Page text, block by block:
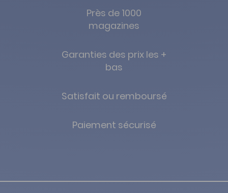
Près de 1000
magazines
Garanties des prix les +
bas
Satisfait ou remboursé
Paiement sécurisé